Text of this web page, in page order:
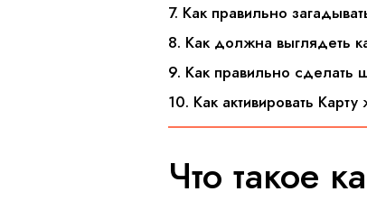
7. Как правильно
8. Как должна выглядеть
9. Как правильно сделать
10. Как активировать
Что такое